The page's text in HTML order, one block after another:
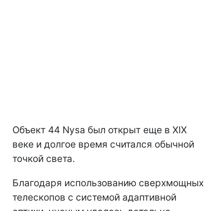
Объект 44 Nysa был открыт еще в XIX
веке и долгое время считался обычной
точкой света.
Благодаря использованию сверхмощных
телескопов с системой адаптивной